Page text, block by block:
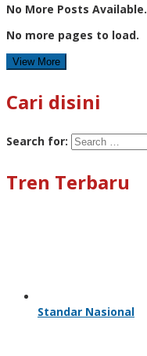
No More Posts Available.
No more pages to load.
View More
Cari disini
Search for:
Tren Terbaru
Standar Nasional